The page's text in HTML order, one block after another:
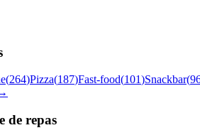
(264)Pizza(187)Fast-food(101)Snackbar(
de repas